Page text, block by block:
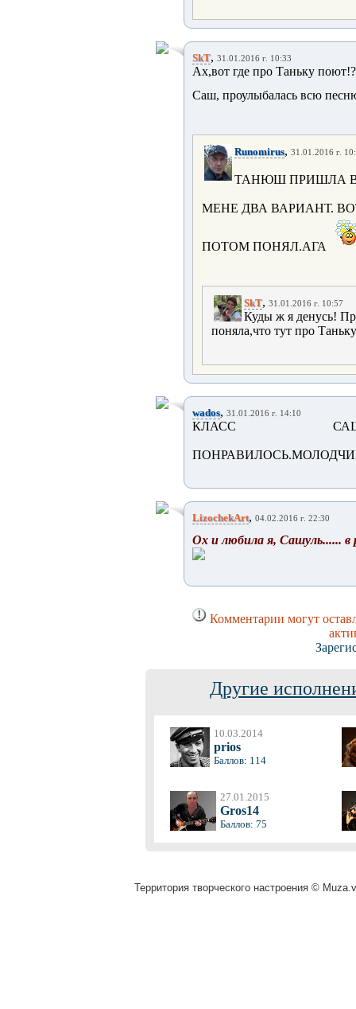
SkT, 31.01.2016 г. 10:33
Ах,вот где про Таньку
Саш, проулыбалась всю
Runomirus, 31.01.2016 г.
ТАНЮШ ПРИШЛА
МЕНЕ ДВА ВАРИАНТ.
ПОТОМ ПОНЯЛ.АГА
SkT, 31.01.2016 г. 10:57
Куды ж я денусь!
поняла,что тут про
wados, 31.01.2016 г. 14:10
КЛАСС
LizochekArt, 04.02.2016 г. 22:30
Ох и любила я, Сашуль...... в
Комментарии могут
Другие
10.03.2014
prios
Баллов: 114
27.01.2015
Gros14
Баллов: 75
Территория творческого настроения ©